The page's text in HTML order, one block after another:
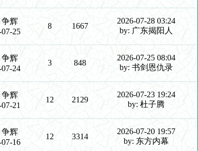
争辉
07-25
8 1667
2026-07-28 03:24
by: 广东揭阳人
争辉
24
3 848
2026-07-25 08:04
by: 书剑恩仇录
争辉
21
12 2129
2026-07-23 19:24
by: 杜子腾
争辉
16
12 3314
2026-07-20 19:57
by: 东方内幕